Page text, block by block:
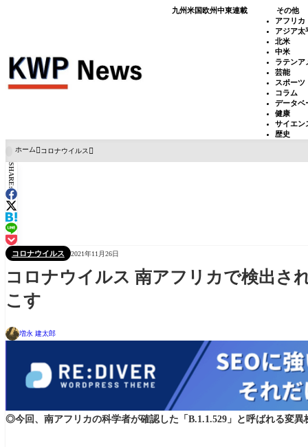
九州米国欧州中東連載
その他
アフリカ
アジア太
北米
中米
ラテンア
芸能
スポーツ
コラム
データベ
健康
サイエン
歴史
ホーム コロナウイルス
SHARE:
コロナウイルス 2021年11月26日
コロナウイルス 南アフリカで検出さ
こす
増永 建太郎
◎今回、南アフリカの科学者が確認した「B.1.1.529」と呼ばれる変